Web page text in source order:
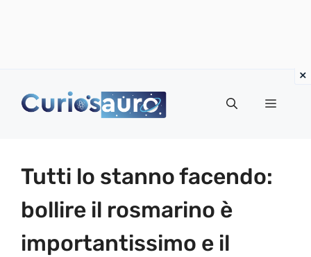
Menu
Tutti lo stanno facendo:
bollire il rosmarino è
importantissimo e il